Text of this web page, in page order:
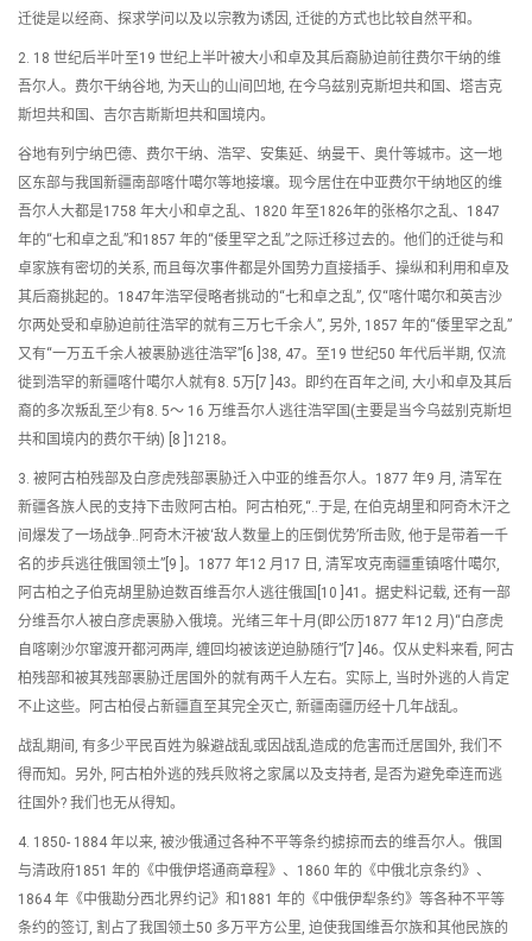
迁徙是以经商、探求学问以及以宗教为诱因, 迁徙的方式也比较自然平和。
2. 18 世纪后半叶至19 世纪上半叶被大小和卓及其后裔胁迫前往费尔干纳的维
吾尔人。费尔干纳谷地, 为天山的山间凹地, 在今乌兹别克斯坦共和国、塔吉克
斯坦共和国、吉尔吉斯斯坦共和国境内。
谷地有列宁纳巴德、费尔干纳、浩罕、安集延、纳曼干、奥什等城市。这一地
区东部与我国新疆南部喀什噶尔等地接壤。现今居住在中亚费尔干纳地区的维
吾尔人大都是1758 年大小和卓之乱、1820 年至1826年的张格尔之乱、1847
年的“七和卓之乱”和1857 年的“倭里罕之乱”之际迁移过去的。他们的迁徙与和
卓家族有密切的关系, 而且每次事件都是外国势力直接插手、操纵和利用和卓及
其后裔挑起的。1847年浩罕侵略者挑动的“七和卓之乱”, 仅“喀什噶尔和英吉沙
尔两处受和卓胁迫前往浩罕的就有三万七千余人”, 另外, 1857 年的“倭里罕之乱”
又有“一万五千余人被裹胁逃往浩罕”[6 ]38, 47。至19 世纪50 年代后半期, 仅流
徙到浩罕的新疆喀什噶尔人就有8. 5万[7 ]43。即约在百年之间, 大小和卓及其后
裔的多次叛乱至少有8. 5～ 16 万维吾尔人逃往浩罕国(主要是当今乌兹别克斯坦
共和国境内的费尔干纳) [8 ]1218。
3. 被阿古柏残部及白彦虎残部裹胁迁入中亚的维吾尔人。1877 年9 月, 清军在
新疆各族人民的支持下击败阿古柏。阿古柏死,“..于是, 在伯克胡里和阿奇木汗之
间爆发了一场战争..阿奇木汗被‘敌人数量上的压倒优势’所击败, 他于是带着一千
名的步兵逃往俄国领土”[9 ]。1877 年12 月17 日, 清军攻克南疆重镇喀什噶尔,
阿古柏之子伯克胡里胁迫数百维吾尔人逃往俄国[10 ]41。据史料记载, 还有一部
分维吾尔人被白彦虎裹胁入俄境。光绪三年十月(即公历1877 年12 月)“白彦虎
自喀喇沙尔窜渡开都河两岸, 缠回均被该逆迫胁随行”[7 ]46。仅从史料来看, 阿古
柏残部和被其残部裹胁迁居国外的就有两千人左右。实际上, 当时外逃的人肯定
不止这些。阿古柏侵占新疆直至其完全灭亡, 新疆南疆历经十几年战乱。
战乱期间, 有多少平民百姓为躲避战乱或因战乱造成的危害而迁居国外, 我们不
得而知。另外, 阿古柏外逃的残兵败将之家属以及支持者, 是否为避免牵连而逃
往国外? 我们也无从得知。
4. 1850- 1884 年以来, 被沙俄通过各种不平等条约掳掠而去的维吾尔人。俄国
与清政府1851 年的《中俄伊塔通商章程》、1860 年的《中俄北京条约》、
1864 年《中俄勘分西北界约记》和1881 年的《中俄伊犁条约》等各种不平等
条约的签订, 割占了我国领土50 多万平方公里, 迫使我国维吾尔族和其他民族的